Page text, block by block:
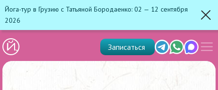
Йога-тур в Грузию с Татьяной Бородаенко: 02 — 12 сентября
2026
TelegramWhats'app
Max
Записаться
меню